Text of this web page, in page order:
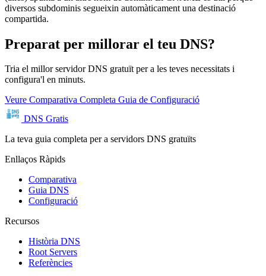
diversos subdominis segueixin automàticament una destinació
compartida.
Preparat per millorar el teu DNS?
Tria el millor servidor DNS gratuït per a les teves necessitats i
configura'l en minuts.
Veure Comparativa Completa Guia de Configuració
DNS Gratis
La teva guia completa per a servidors DNS gratuïts
Enllaços Ràpids
Comparativa
Guia DNS
Configuració
Recursos
Història DNS
Root Servers
Referències